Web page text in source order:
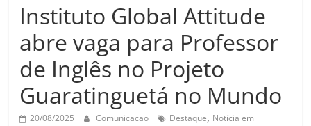
Instituto Global Attitude
abre vaga para Professor
de Inglês no Projeto
Guaratinguetá no Mundo
20/08/2025 Comunicacao Destaque, Notícia em